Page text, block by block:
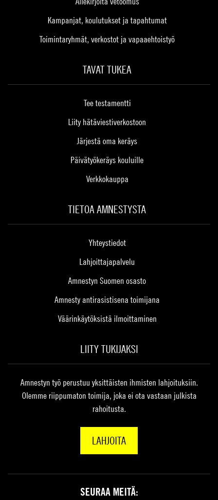
Kampanjat, koulutukset ja tapahtumat
Toimintaryhmät, verkostot ja vapaaehtoistyö
TAVAT TUKEA
Tee testamentti
Liity hätäviestiverkostoon
Järjestä oma keräys
Päivätyökeräys kouluille
Verkkokauppa
TIETOA AMNESTYSTA
Yhteystiedot
Lahjoittajapalvelu
Amnestyn Suomen osasto
Amnesty antirasistisena toimijana
Väärinkäytöksistä ilmoittaminen
LIITY TUKIJAKSI
Amnestyn työ perustuu yksittäisten ihmisten lahjoituksiin.
Olemme riippumaton toimija, joka ei ota vastaan julkista
rahoitusta.
LAHJOITA
SEURAA MEITÄ: